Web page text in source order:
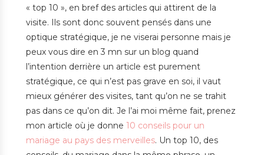
« top 10 », en bref des articles qui attirent de la
visite. Ils sont donc souvent pensés dans une
optique stratégique, je ne viserai personne mais je
peux vous dire en 3 mn sur un blog quand
l’intention derrière un article est purement
stratégique, ce qui n’est pas grave en soi, il vaut
mieux générer des visites, tant qu’on ne se trahit
pas dans ce qu’on dit. Je l’ai moi même fait, prenez
mon article où je donne 10 conseils pour un
mariage au pays des merveilles. Un top 10, des